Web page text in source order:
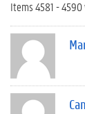
Items 4581 - 4590